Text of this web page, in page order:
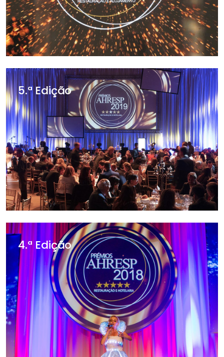
5.ª Edição
4.ª Edição